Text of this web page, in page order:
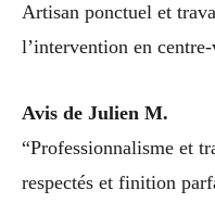
Artisan ponctuel et
l’intervention en
Avis de Julien M.
“Professionnalisme et
respectés et finition